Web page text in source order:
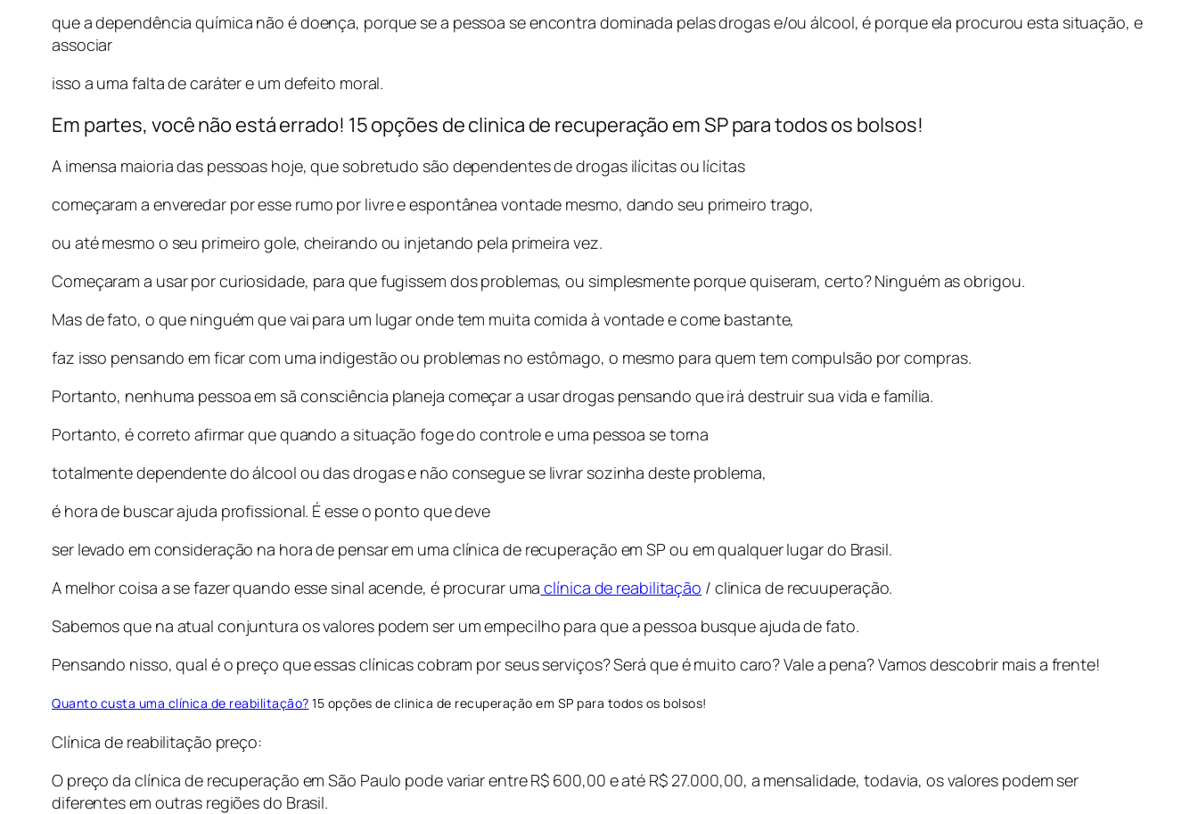
que a dependência química não é doença, porque se a pessoa se encontra dominada pelas drogas e/ou álcool, é porque ela procurou esta situação, e
associar
isso a uma falta de caráter e um defeito moral.
Em partes, você não está errado! 15 opções de clinica de recuperação em SP para todos os bolsos!
A imensa maioria das pessoas hoje, que sobretudo são dependentes de drogas ilícitas ou lícitas
começaram a enveredar por esse rumo por livre e espontânea vontade mesmo, dando seu primeiro trago,
ou até mesmo o seu primeiro gole, cheirando ou injetando pela primeira vez.
Começaram a usar por curiosidade, para que fugissem dos problemas, ou simplesmente porque quiseram, certo? Ninguém as obrigou.
Mas de fato, o que ninguém que vai para um lugar onde tem muita comida à vontade e come bastante,
faz isso pensando em ficar com uma indigestão ou problemas no estômago, o mesmo para quem tem compulsão por compras.
Portanto, nenhuma pessoa em sã consciência planeja começar a usar drogas pensando que irá destruir sua vida e família.
Portanto, é correto afirmar que quando a situação foge do controle e uma pessoa se torna
totalmente dependente do álcool ou das drogas e não consegue se livrar sozinha deste problema,
é hora de buscar ajuda profissional. É esse o ponto que deve
ser levado em consideração na hora de pensar em uma clínica de recuperação em SP ou em qualquer lugar do Brasil.
A melhor coisa a se fazer quando esse sinal acende, é procurar uma clínica de reabilitação / clinica de recuuperação.
Sabemos que na atual conjuntura os valores podem ser um empecilho para que a pessoa busque ajuda de fato.
Pensando nisso, qual é o preço que essas clínicas cobram por seus serviços? Será que é muito caro? Vale a pena? Vamos descobrir mais a frente!
Quanto custa uma clínica de reabilitação? 15 opções de clinica de recuperação em SP para todos os bolsos!
Clínica de reabilitação preço:
O preço da clínica de recuperação em São Paulo pode variar entre R$ 600,00 e até R$ 27.000,00, a mensalidade, todavia, os valores podem ser
diferentes em outras regiões do Brasil.